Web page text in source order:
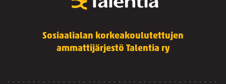
Sosiaalialan korkeakoulutettujen
ammattijärjestö Talentia ry